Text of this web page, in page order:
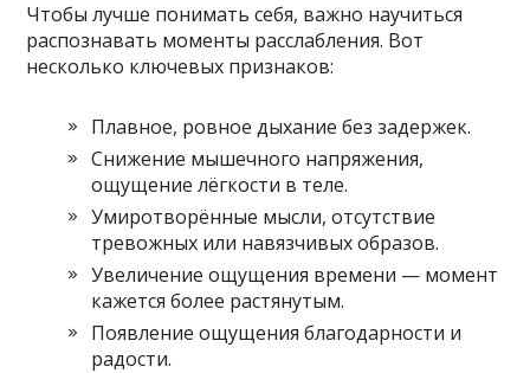
Чтобы лучше понимать себя, важно научиться
распознавать моменты расслабления. Вот
несколько ключевых признаков:
Плавное, ровное дыхание без задержек.
Снижение мышечного напряжения,
ощущение лёгкости в теле.
Умиротворённые мысли, отсутствие
тревожных или навязчивых образов.
Увеличение ощущения времени — момент
кажется более растянутым.
Появление ощущения благодарности и
радости.